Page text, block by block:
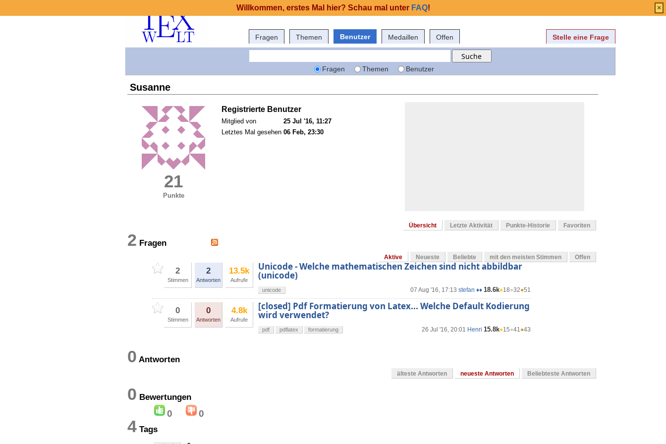
Fragen Themen Benutzer Medaillen Offen Stelle eine Frage
Fragen Themen Benutzer
Susanne
21
Punkte
Registrierte Benutzer
Mitglied von
25 Jul '16, 11:27
Letztes Mal gesehen 06 Feb, 23:30
Übersicht Letzte Aktivität Punkte-Historie Favoriten
2 Fragen
Aktive Neueste Beliebte mit den meisten Stimmen Offen
2
Stimmen
2
Antworten
13.5k
Aufrufe
Unicode - Welche mathematischen Zeichen sind nicht abbildbar
(unicode)
07 Aug '16, 17:13 stefan ♦♦ 18.6k●18●32●51
unicode
0
Stimmen
0
Antworten
4.8k
Aufrufe
[closed] Pdf Formatierung von Latex... Welche Default Kodierung
wird verwendet?
26 Jul '16, 20:01 Henri 15.8k●15●41●43
pdf pdflatex formatierung
0 Antworten
älteste Antworten neueste Antworten Beliebteste Antworten
0 Bewertungen
0 0
4 Tags
Willkommen, erstes Mal hier? Schau mal unter FAQ! ×